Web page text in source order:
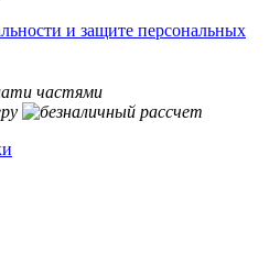
и защите персональных